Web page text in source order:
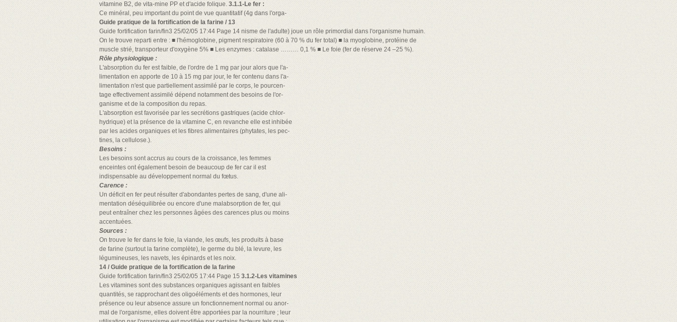
vitamine B2, de vita-mine PP et d'acide folique. 3.1.1-Le fer :
Ce minéral, peu important du point de vue quantitatif (4g dans l'orga-
Guide pratique de la fortification de la farine / 13
Guide fortification farin/fin3 25/02/05 17:44 Page 14 nisme de l'adulte) joue un rôle primordial dans l'organisme humain.
On le trouve reparti entre : ■ l'hémoglobine, pigment respiratoire (60 à 70 % du fer total) ■ la myoglobine, protéine de
muscle strié, transporteur d'oxygène 5% ■ Les enzymes : catalase ……… 0,1 % ■ Le foie (fer de réserve 24 –25 %).
Rôle physiologique :
L'absorption du fer est faible, de l'ordre de 1 mg par jour alors que l'a-
limentation en apporte de 10 à 15 mg par jour, le fer contenu dans l'a-
limentation n'est que partiellement assimilé par le corps, le pourcen-
tage effectivement assimilé dépend notamment des besoins de l'or-
ganisme et de la composition du repas.
L'absorption est favorisée par les secrétions gastriques (acide chlor-
hydrique) et la présence de la vitamine C, en revanche elle est inhibée
par les acides organiques et les fibres alimentaires (phytates, les pec-
tines, la cellulose.).
Besoins :
Les besoins sont accrus au cours de la croissance, les femmes
enceintes ont également besoin de beaucoup de fer car il est
indispensable au développement normal du fœtus.
Carence :
Un déficit en fer peut résulter d'abondantes pertes de sang, d'une ali-
mentation déséquilibrée ou encore d'une malabsorption de fer, qui
peut entraîner chez les personnes âgées des carences plus ou moins
accentuées.
Sources :
On trouve le fer dans le foie, la viande, les œufs, les produits à base
de farine (surtout la farine complète), le germe du blé, la levure, les
légumineuses, les navets, les épinards et les noix.
14 / Guide pratique de la fortification de la farine
Guide fortification farin/fin3 25/02/05 17:44 Page 15 3.1.2-Les vitamines
Les vitamines sont des substances organiques agissant en faibles
quantités, se rapprochant des oligoéléments et des hormones, leur
présence ou leur absence assure un fonctionnement normal ou anor-
mal de l'organisme, elles doivent être apportées par la nourriture ; leur